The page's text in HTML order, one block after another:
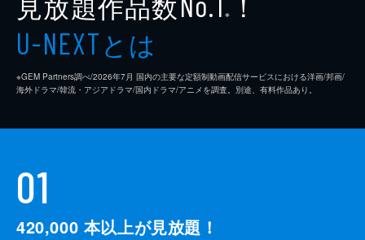
※
U-NEXTとは
※GEM Partners調べ/2026年7⽉ 国内の主要な定額制動画配信サービスにおける洋画/邦画/
海外ドラマ/韓流・アジアドラマ/国内ドラマ/アニメを調査。別途、有料作品あり。
01
420,000 本以上が見放題！